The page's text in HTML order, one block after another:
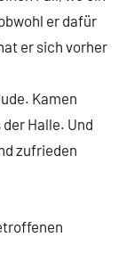
er dafür
er sich vorher
Kamen
Halle. Und
zufrieden